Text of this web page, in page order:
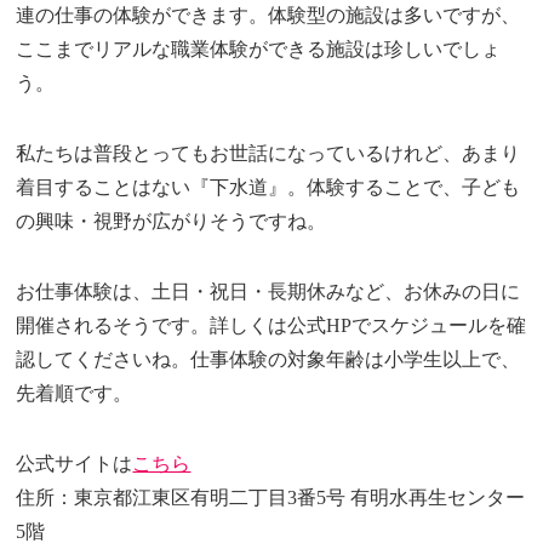
連の仕事の体験ができます。体験型の施設は多いですが、
ここまでリアルな職業体験ができる施設は珍しいでしょ
う。
私たちは普段とってもお世話になっているけれど、あまり
着目することはない『下水道』。体験することで、子ども
の興味・視野が広がりそうですね。
お仕事体験は、土日・祝日・長期休みなど、お休みの日に
開催されるそうです。詳しくは公式HPでスケジュールを確
認してくださいね。仕事体験の対象年齢は小学生以上で、
先着順です。
公式サイトはこちら
住所：東京都江東区有明二丁目3番5号 有明水再生センター
5階